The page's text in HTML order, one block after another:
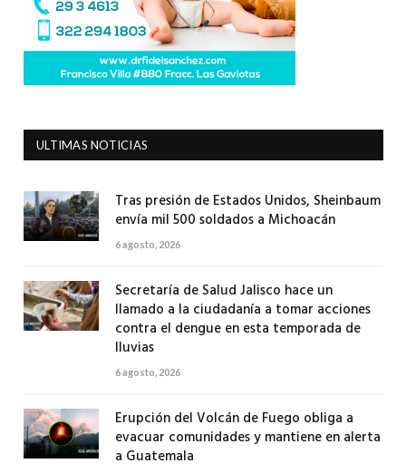
ULTIMAS NOTICIAS
Tras presión de Estados Unidos, Sheinbaum
envía mil 500 soldados a Michoacán
6 agosto, 2026
Secretaría de Salud Jalisco hace un
llamado a la ciudadanía a tomar acciones
contra el dengue en esta temporada de
lluvias
6 agosto, 2026
Erupción del Volcán de Fuego obliga a
evacuar comunidades y mantiene en alerta
a Guatemala